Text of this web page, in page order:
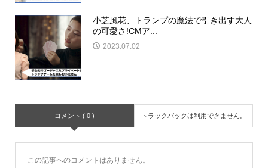
小芝風花、トランプの魔法で引き出す大人
の可愛さ!CMア...
2023.07.02
コメント ( 0 ) トラックバックは利用できません。
この記事へのコメントはありません。